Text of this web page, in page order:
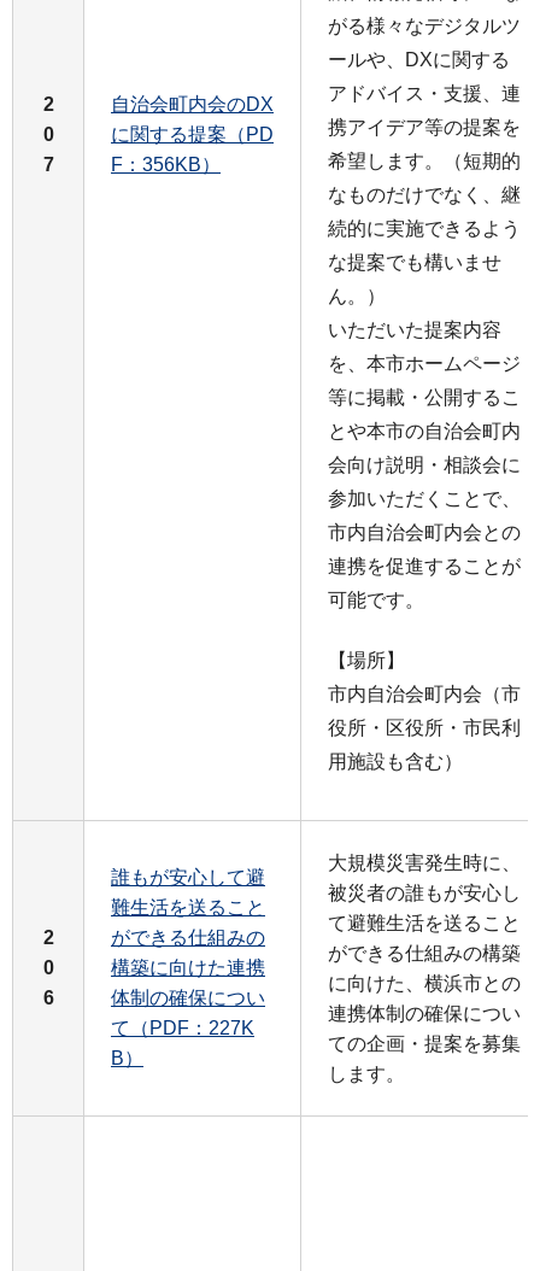
2
0
7
自治会町内会のDX
に関する提案（PD
F：356KB）
がる様々なデジタルツ
ールや、DXに関する
アドバイス・支援、連
携アイデア等の提案を
希望します。（短期的
なものだけでなく、継
続的に実施できるよう
な提案でも構いませ
ん。）
いただいた提案内容
を、本市ホームページ
等に掲載・公開するこ
とや本市の自治会町内
会向け説明・相談会に
参加いただくことで、
市内自治会町内会との
連携を促進することが
可能です。
【場所】
市内自治会町内会（市
役所・区役所・市民利
用施設も含む）
2
0
6
誰もが安心して避
難生活を送ること
ができる仕組みの
構築に向けた連携
体制の確保につい
て（PDF：227K
B）
大規模災害発生時に、
被災者の誰もが安心し
て避難生活を送ること
ができる仕組みの構築
に向けた、横浜市との
連携体制の確保につい
ての企画・提案を募集
します。